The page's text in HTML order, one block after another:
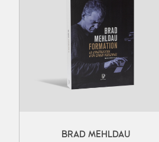
BRAD MEHLDAU